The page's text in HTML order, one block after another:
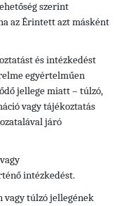
szerint
az Érintett azt másként
és intézkedést
egyértelműen
jellege miatt – túlzó,
vagy tájékoztatás
járó
intézkedést.
vagy túlzó jellegének